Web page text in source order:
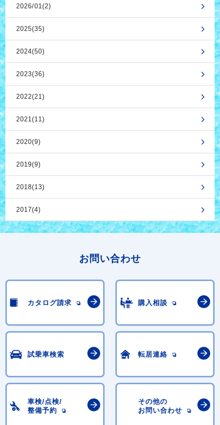
2026/01(2)
2025(35)
2024(50)
2023(36)
2022(21)
2021(11)
2020(9)
2019(9)
2018(13)
2017(4)
お問い合わせ
カタログ請求 購入相談
試乗車検索 転居連絡
車検/点検/
整備予約
その他の
お問い合わせ